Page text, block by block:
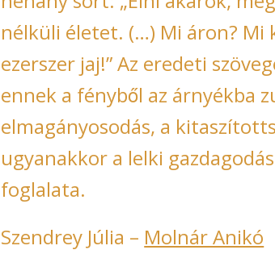
nélküli életet. (…) Mi áron? Mi
ezerszer jaj!” Az eredeti
ennek a fényből az árnyékba
elmagányosodás, a
ugyanakkor a lelki
foglalata.
Szendrey Júlia – Molnár Anikó